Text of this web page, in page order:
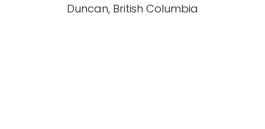
Duncan, British Columbia